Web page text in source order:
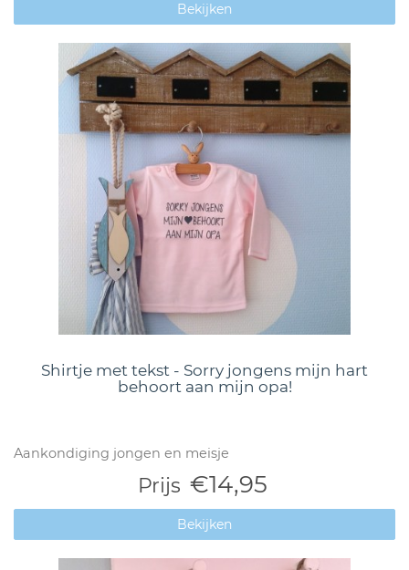
Bekijken
Shirtje met tekst - Sorry jongens mijn hart
behoort aan mijn opa!
Aankondiging jongen en meisje
Prijs €14,95
Bekijken